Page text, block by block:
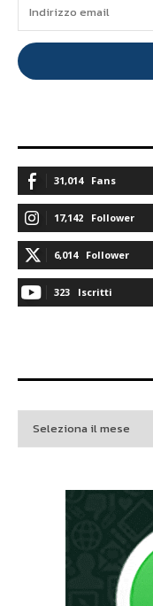
31,014 Fans
17,142 Follower
6,014 Follower
323 Iscritti